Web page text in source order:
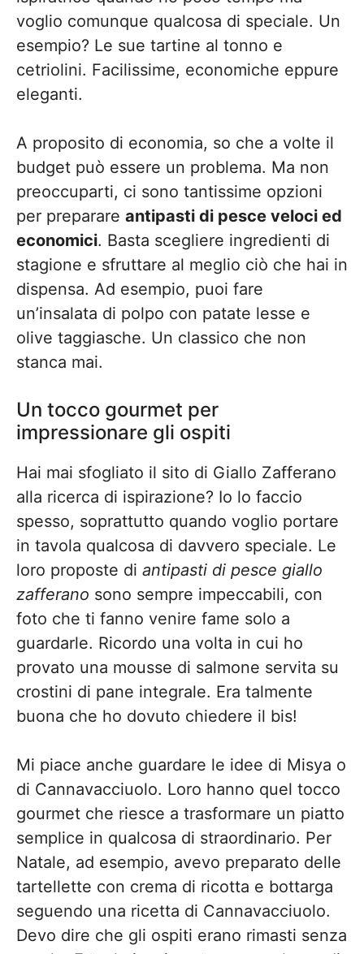
voglio comunque qualcosa di speciale. Un
esempio? Le sue tartine al tonno e
cetriolini. Facilissime, economiche eppure
eleganti.
A proposito di economia, so che a volte il
budget può essere un problema. Ma non
preoccuparti, ci sono tantissime opzioni
per preparare antipasti di pesce veloci ed
economici. Basta scegliere ingredienti di
stagione e sfruttare al meglio ciò che hai in
dispensa. Ad esempio, puoi fare
un’insalata di polpo con patate lesse e
olive taggiasche. Un classico che non
stanca mai.
Un tocco gourmet per
impressionare gli ospiti
Hai mai sfogliato il sito di Giallo Zafferano
alla ricerca di ispirazione? Io lo faccio
spesso, soprattutto quando voglio portare
in tavola qualcosa di davvero speciale. Le
loro proposte di antipasti di pesce giallo
zafferano sono sempre impeccabili, con
foto che ti fanno venire fame solo a
guardarle. Ricordo una volta in cui ho
provato una mousse di salmone servita su
crostini di pane integrale. Era talmente
buona che ho dovuto chiedere il bis!
Mi piace anche guardare le idee di Misya o
di Cannavacciuolo. Loro hanno quel tocco
gourmet che riesce a trasformare un piatto
semplice in qualcosa di straordinario. Per
Natale, ad esempio, avevo preparato delle
tartellette con crema di ricotta e bottarga
seguendo una ricetta di Cannavacciuolo.
Devo dire che gli ospiti erano rimasti senza